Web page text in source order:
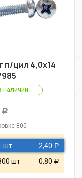
п/цил 4,0х14
наличии
Р
800
шт 2,40 Р
шт 0,80 Р